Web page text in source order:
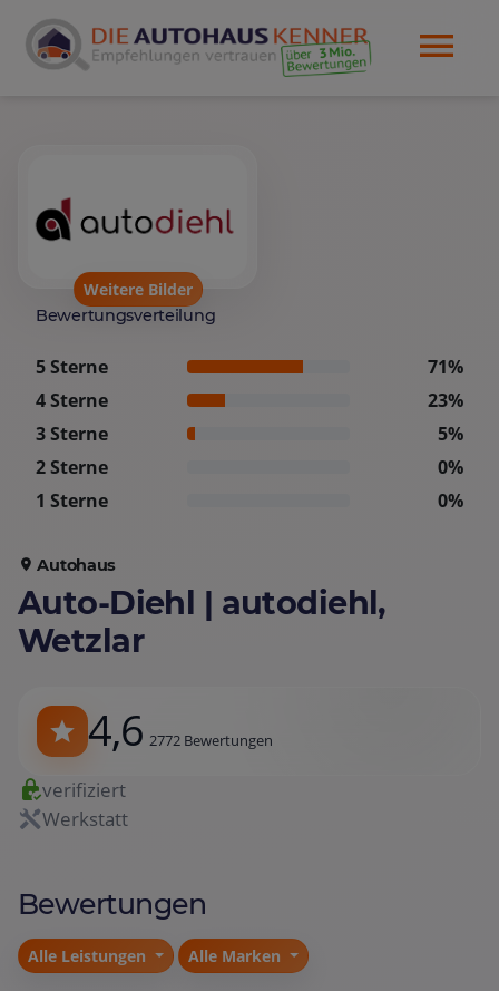
Weitere Bilder
Bewertungsverteilung
5 Sterne
71%
4 Sterne
23%
3 Sterne
5%
2 Sterne
0%
1 Sterne
0%
Autohaus
Auto-Diehl | autodiehl,
Wetzlar
4,6 2772 Bewertungen
verifiziert
Werkstatt
Bewertungen
Alle Leistungen Alle Marken